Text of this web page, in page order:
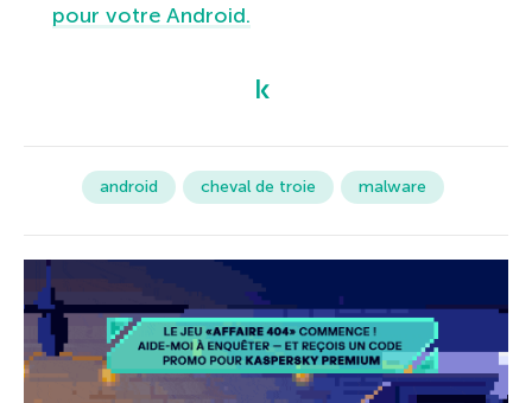
pour votre Android.
android cheval de troie malware